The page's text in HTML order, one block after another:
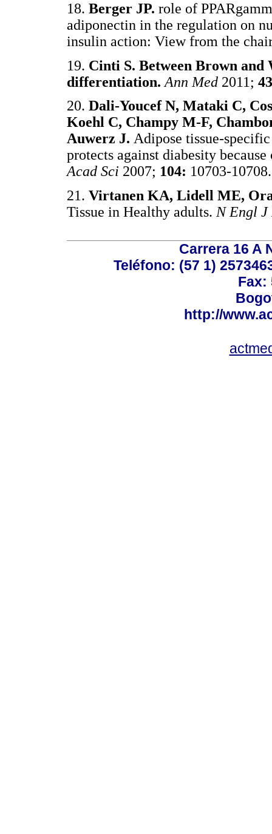
18. Berger JP. role of
adiponectin in the regulation on
insulin action: View from the
19. Cinti S. Between Brown and
differentiation. Ann Med 2011;
20. Dali-Youcef N, Mataki C,
Koehl C, Champy M-F,
Auwerz J. Adipose tissue-
protects against diabesity
Acad Sci 2007; 104: 10703-
21. Virtanen KA, Lidell ME,
Tissue in Healthy adults. N Engl J
Carrera 16 A
Teléfono: (57 1)
Fax:
http://